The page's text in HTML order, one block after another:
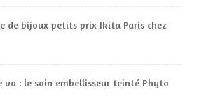
de bijoux petits prix Ikita Paris chez
va : le soin embellisseur teinté Phyto